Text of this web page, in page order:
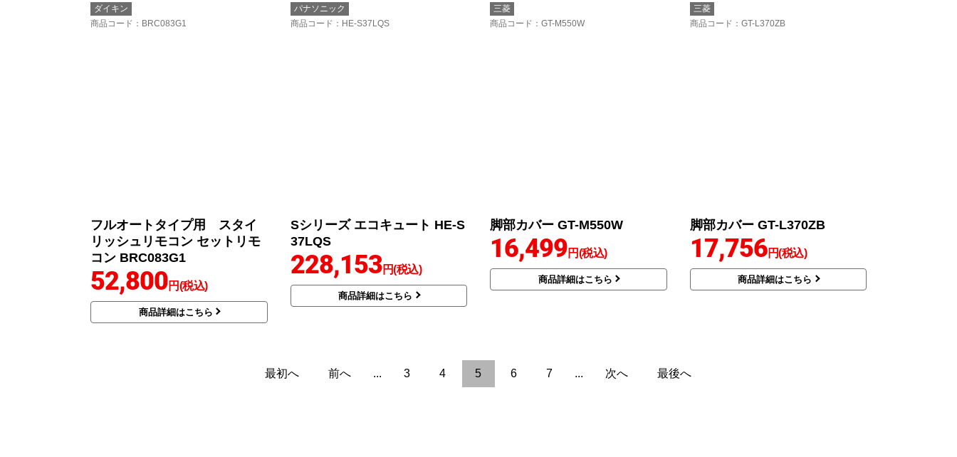
ダイキン
商品コード ：BRC083G1
フルオートタイプ用 スタイ
リッシュリモコン セットリモ
コン BRC083G1
52,800円(税込)
商品詳細はこちら
パナソニック
商品コード ：HE-S37LQS
Sシリーズ エコキュート HE-S
37LQS
228,153円(税込)
商品詳細はこちら
三菱
商品コード ：GT-M550W
脚部カバー GT-M550W
16,499円(税込)
商品詳細はこちら
三菱
商品コード ：GT-L370ZB
脚部カバー GT-L370ZB
17,756円(税込)
商品詳細はこちら
最初へ 前へ ... 3 4 5 6 7 ... 次へ 最後へ